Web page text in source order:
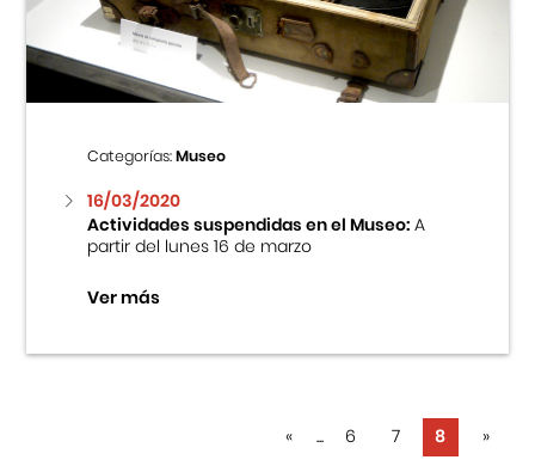
Categorías:Museo
16/03/2020
Actividades suspendidas en el Museo:A
partir del lunes 16 de marzo
Ver más
« ... 6 7 8 »